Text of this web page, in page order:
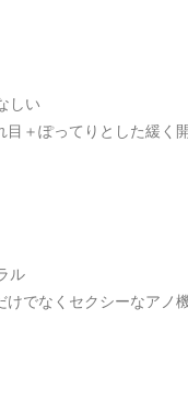
しい
＋ぽってりとした緩く
ル
でなくセクシーなア